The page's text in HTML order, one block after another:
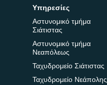
Υπηρεσίες
Αστυνομικό τμήμα
Σιάτιστας
Αστυνομικό τμήμα
Νεαπόλεως
Ταχυδρομείο Σιάτιστας
Ταχυδρομείο Νεάπολης